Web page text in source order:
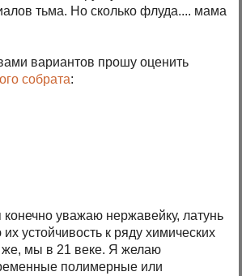
тьма. Но сколько флуда.... мама
вариантов прошу оценить
собрата:
уважаю нержавейку, латунь
устойчивость к ряду химических
же, мы в 21 веке. Я желаю
полимерные или